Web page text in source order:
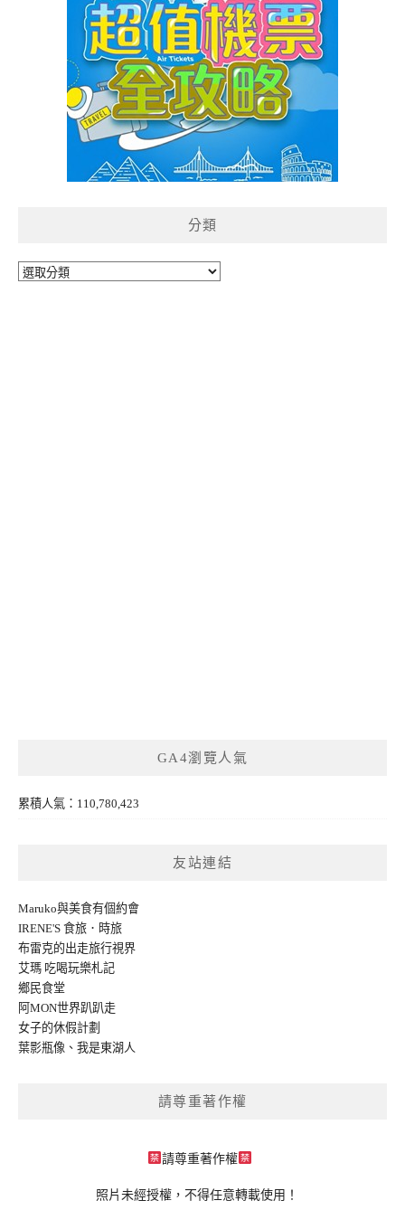
分類
分
GA4瀏覽人氣
累積人氣：110,780,423
友站連結
Maruko與美食有個約會
IRENE'S 食旅．時旅
布雷克的出走旅行視界
艾瑪 吃喝玩樂札記
鄉民食堂
阿MON世界趴趴走
女子的休假計劃
葉影瓶像 、 我是東湖人
請尊重著作權
請尊重著作權
照片未經授權，不得任意轉載使用！